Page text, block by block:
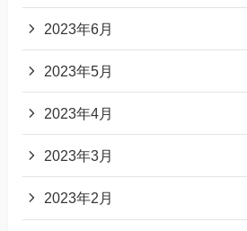
2023年6月
2023年5月
2023年4月
2023年3月
2023年2月